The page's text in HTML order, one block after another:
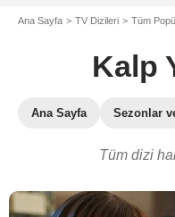
Ana Sayfa TV Dizileri Tüm
Kalp
Ana Sayfa Sezonlar
Tüm dizi